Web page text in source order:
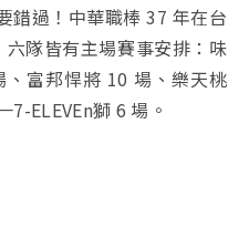
錯過！中華職棒 37 年在台
隊皆有主場賽事安排：味
富邦悍將 10 場、樂天桃
7-ELEVEn獅 6 場。